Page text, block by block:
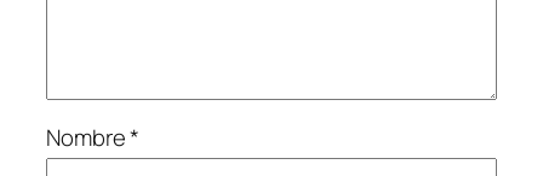
Nombre*